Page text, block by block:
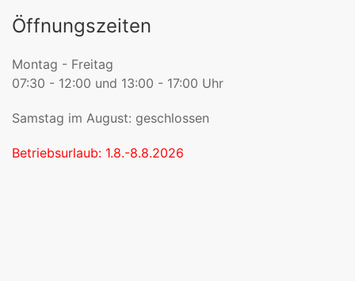
Öffnungszeiten
Montag - Freitag
07:30 - 12:00 und 13:00 - 17:00 Uhr
Samstag im August: geschlossen
Betriebsurlaub: 1.8.-8.8.2026